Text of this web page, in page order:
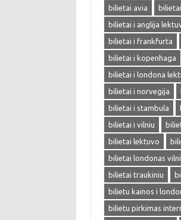
bilietai avia
bilietai i anglija
bilietai i frankfurta
bilietai i kopenhaga
bilietai i londona
bilietai i norvegija
bilietai i stambula
bilietai i vilniu
bilietai lektuvo
bilietai londonas
bilietai traukiniu
bilietu kainos i
bilietu pirkimas